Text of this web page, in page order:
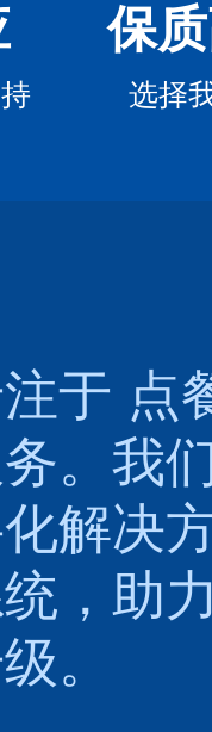
保
选择
于 点
。我
解决
，助
。